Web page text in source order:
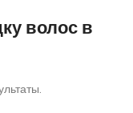
волос в